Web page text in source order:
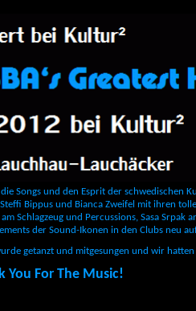
Songs und den Esprit der schwedischen
Bippus und Bianca Zweifel mit ihren
Schlagzeug und Percussions, Sasa Srpak
der Sound-Ikonen in den Clubs neu
getanzt und mitgesungen und wir hatten
You For The Music!